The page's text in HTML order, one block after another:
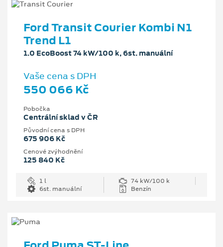
Ford Transit Courier Kombi N1
Trend L1
1.0 EcoBoost 74 kW/100 k, 6st. manuální
Vaše cena s DPH
550 066 Kč
Pobočka
Centrální sklad v ČR
Původní cena s DPH
675 906 Kč
Cenové zvýhodnění
125 840 Kč
1 l
74 kW/100 k
6st. manuální
Benzín